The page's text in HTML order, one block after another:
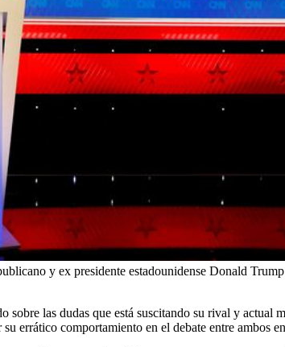
y ex presidente estadounidense Donald
las dudas que está suscitando su rival y
errático comportamiento en el debate entre ambos